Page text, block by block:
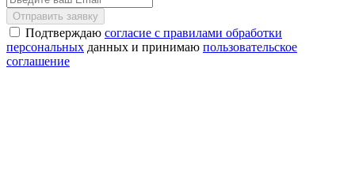
Отправить заявку
Подтверждаю согласие с правилами обработки
персональных данных и принимаю пользовательское
соглашение